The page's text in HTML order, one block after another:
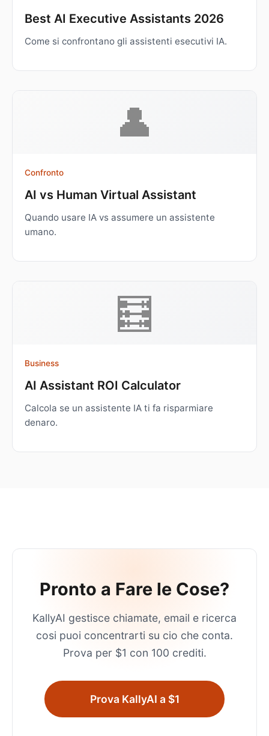
Best AI Executive Assistants 2026
Come si confrontano gli assistenti esecutivi IA.
👤
Confronto
AI vs Human Virtual Assistant
Quando usare IA vs assumere un assistente
umano.
🧮
Business
AI Assistant ROI Calculator
Calcola se un assistente IA ti fa risparmiare
denaro.
Pronto a Fare le Cose?
KallyAI gestisce chiamate, email e ricerca
cosi puoi concentrarti su cio che conta.
Prova per $1 con 100 crediti.
Prova KallyAI a $1